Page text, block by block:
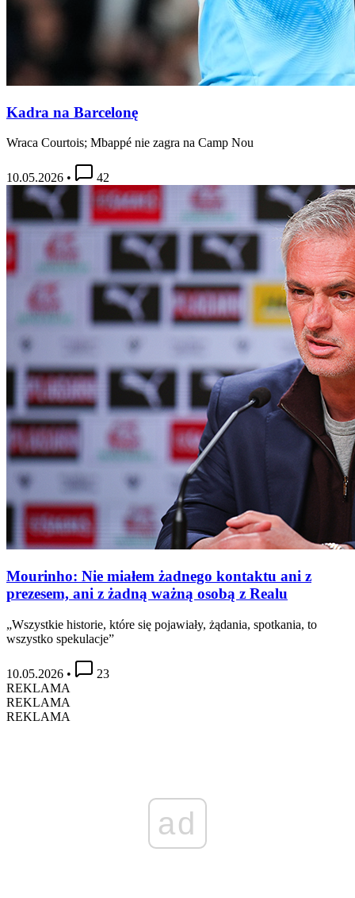
Kadra na Barcelonę
Wraca Courtois; Mbappé nie zagra na Camp Nou
10.05.2026 • 42
Mourinho: Nie miałem żadnego kontaktu ani z
prezesem, ani z żadną ważną osobą z Realu
„Wszystkie historie, które się pojawiały, żądania, spotkania, to
wszystko spekulacje”
10.05.2026 •
23
REKLAMA
REKLAMA
REKLAMA
ad